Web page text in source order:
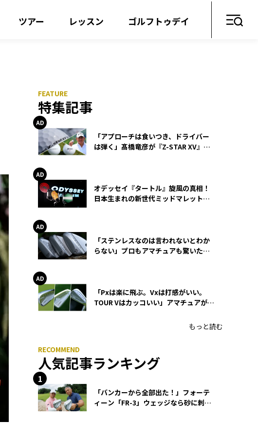
ツアー レッスン ゴルフトゥデイ
特集記事
「アプローチは食いつき、ドライバー
は弾く」髙橋竜彦が『Z-STAR XV』を
オデッセイ『タートル』旋風の真相！
日本生まれの新世代ミッドマレットが
「ステンレスなのは言われないとわか
らない」プロもアマチュアも驚いた
「Pxは楽に飛ぶ。Vxは打感がいい。
TOUR Vはカッコいい」アマチュアが選
もっと読む
人気記事ランキング
「バンカーから全部出た！」フォーテ
ィーン「FR-3」ウェッジなら砂に刺さ